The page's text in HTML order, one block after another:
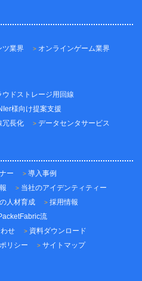
ツ業界
オンラインゲーム業界
ウドストレージ用回線
様向け提案支援
冗長化 データセンタサービス
ー
導入事例
当社のアイデンティティー
人材育成
採用情報
流
せ
資料ダウンロード
リシー
サイトマップ